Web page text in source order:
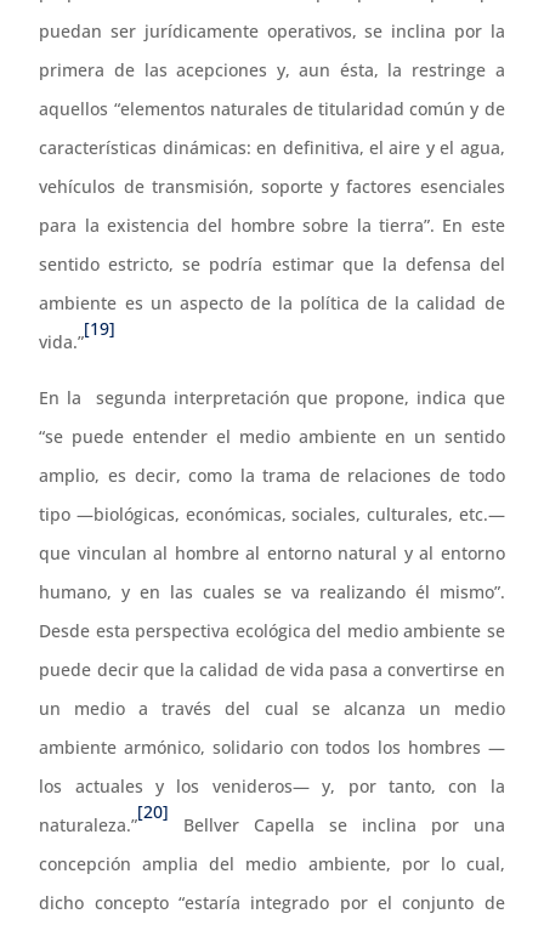
puedan ser jurídicamente operativos, se inclina por la
primera de las acepciones y, aun ésta, la restringe a
aquellos “elementos naturales de titularidad común y de
características dinámicas: en definitiva, el aire y el agua,
vehículos de transmisión, soporte y factores esenciales
para la existencia del hombre sobre la tierra”. En este
sentido estricto, se podría estimar que la defensa del
ambiente es un aspecto de la política de la calidad de
vida.”
[19]
En la segunda interpretación que propone, indica que
“se puede entender el medio ambiente en un sentido
amplio, es decir, como la trama de relaciones de todo
tipo —biológicas, económicas, sociales, culturales, etc.—
que vinculan al hombre al entorno natural y al entorno
humano, y en las cuales se va realizando él mismo”.
Desde esta perspectiva ecológica del medio ambiente se
puede decir que la calidad de vida pasa a convertirse en
un medio a través del cual se alcanza un medio
ambiente armónico, solidario con todos los hombres —
los actuales y los venideros— y, por tanto, con la
naturaleza.”
[20]
Bellver Capella se inclina por una
concepción amplia del medio ambiente, por lo cual,
dicho concepto “estaría integrado por el conjunto de